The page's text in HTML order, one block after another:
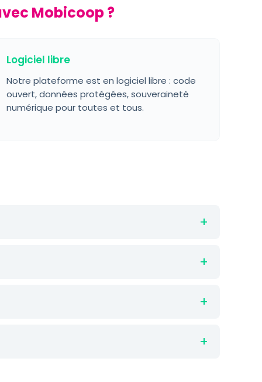
Mobicoop ?
Logiciel libre
Notre plateforme est en logiciel libre : code
ouvert, données protégées, souveraineté
numérique pour toutes et tous.